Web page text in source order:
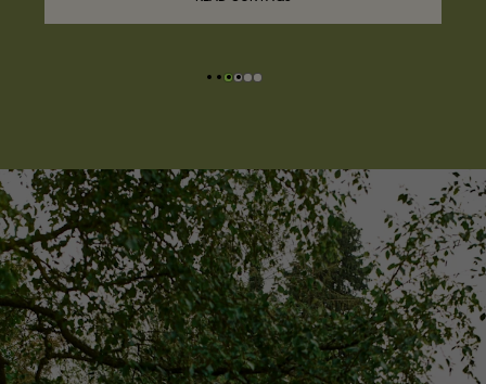
• If our kennels are not suitable for your dog, speak to a